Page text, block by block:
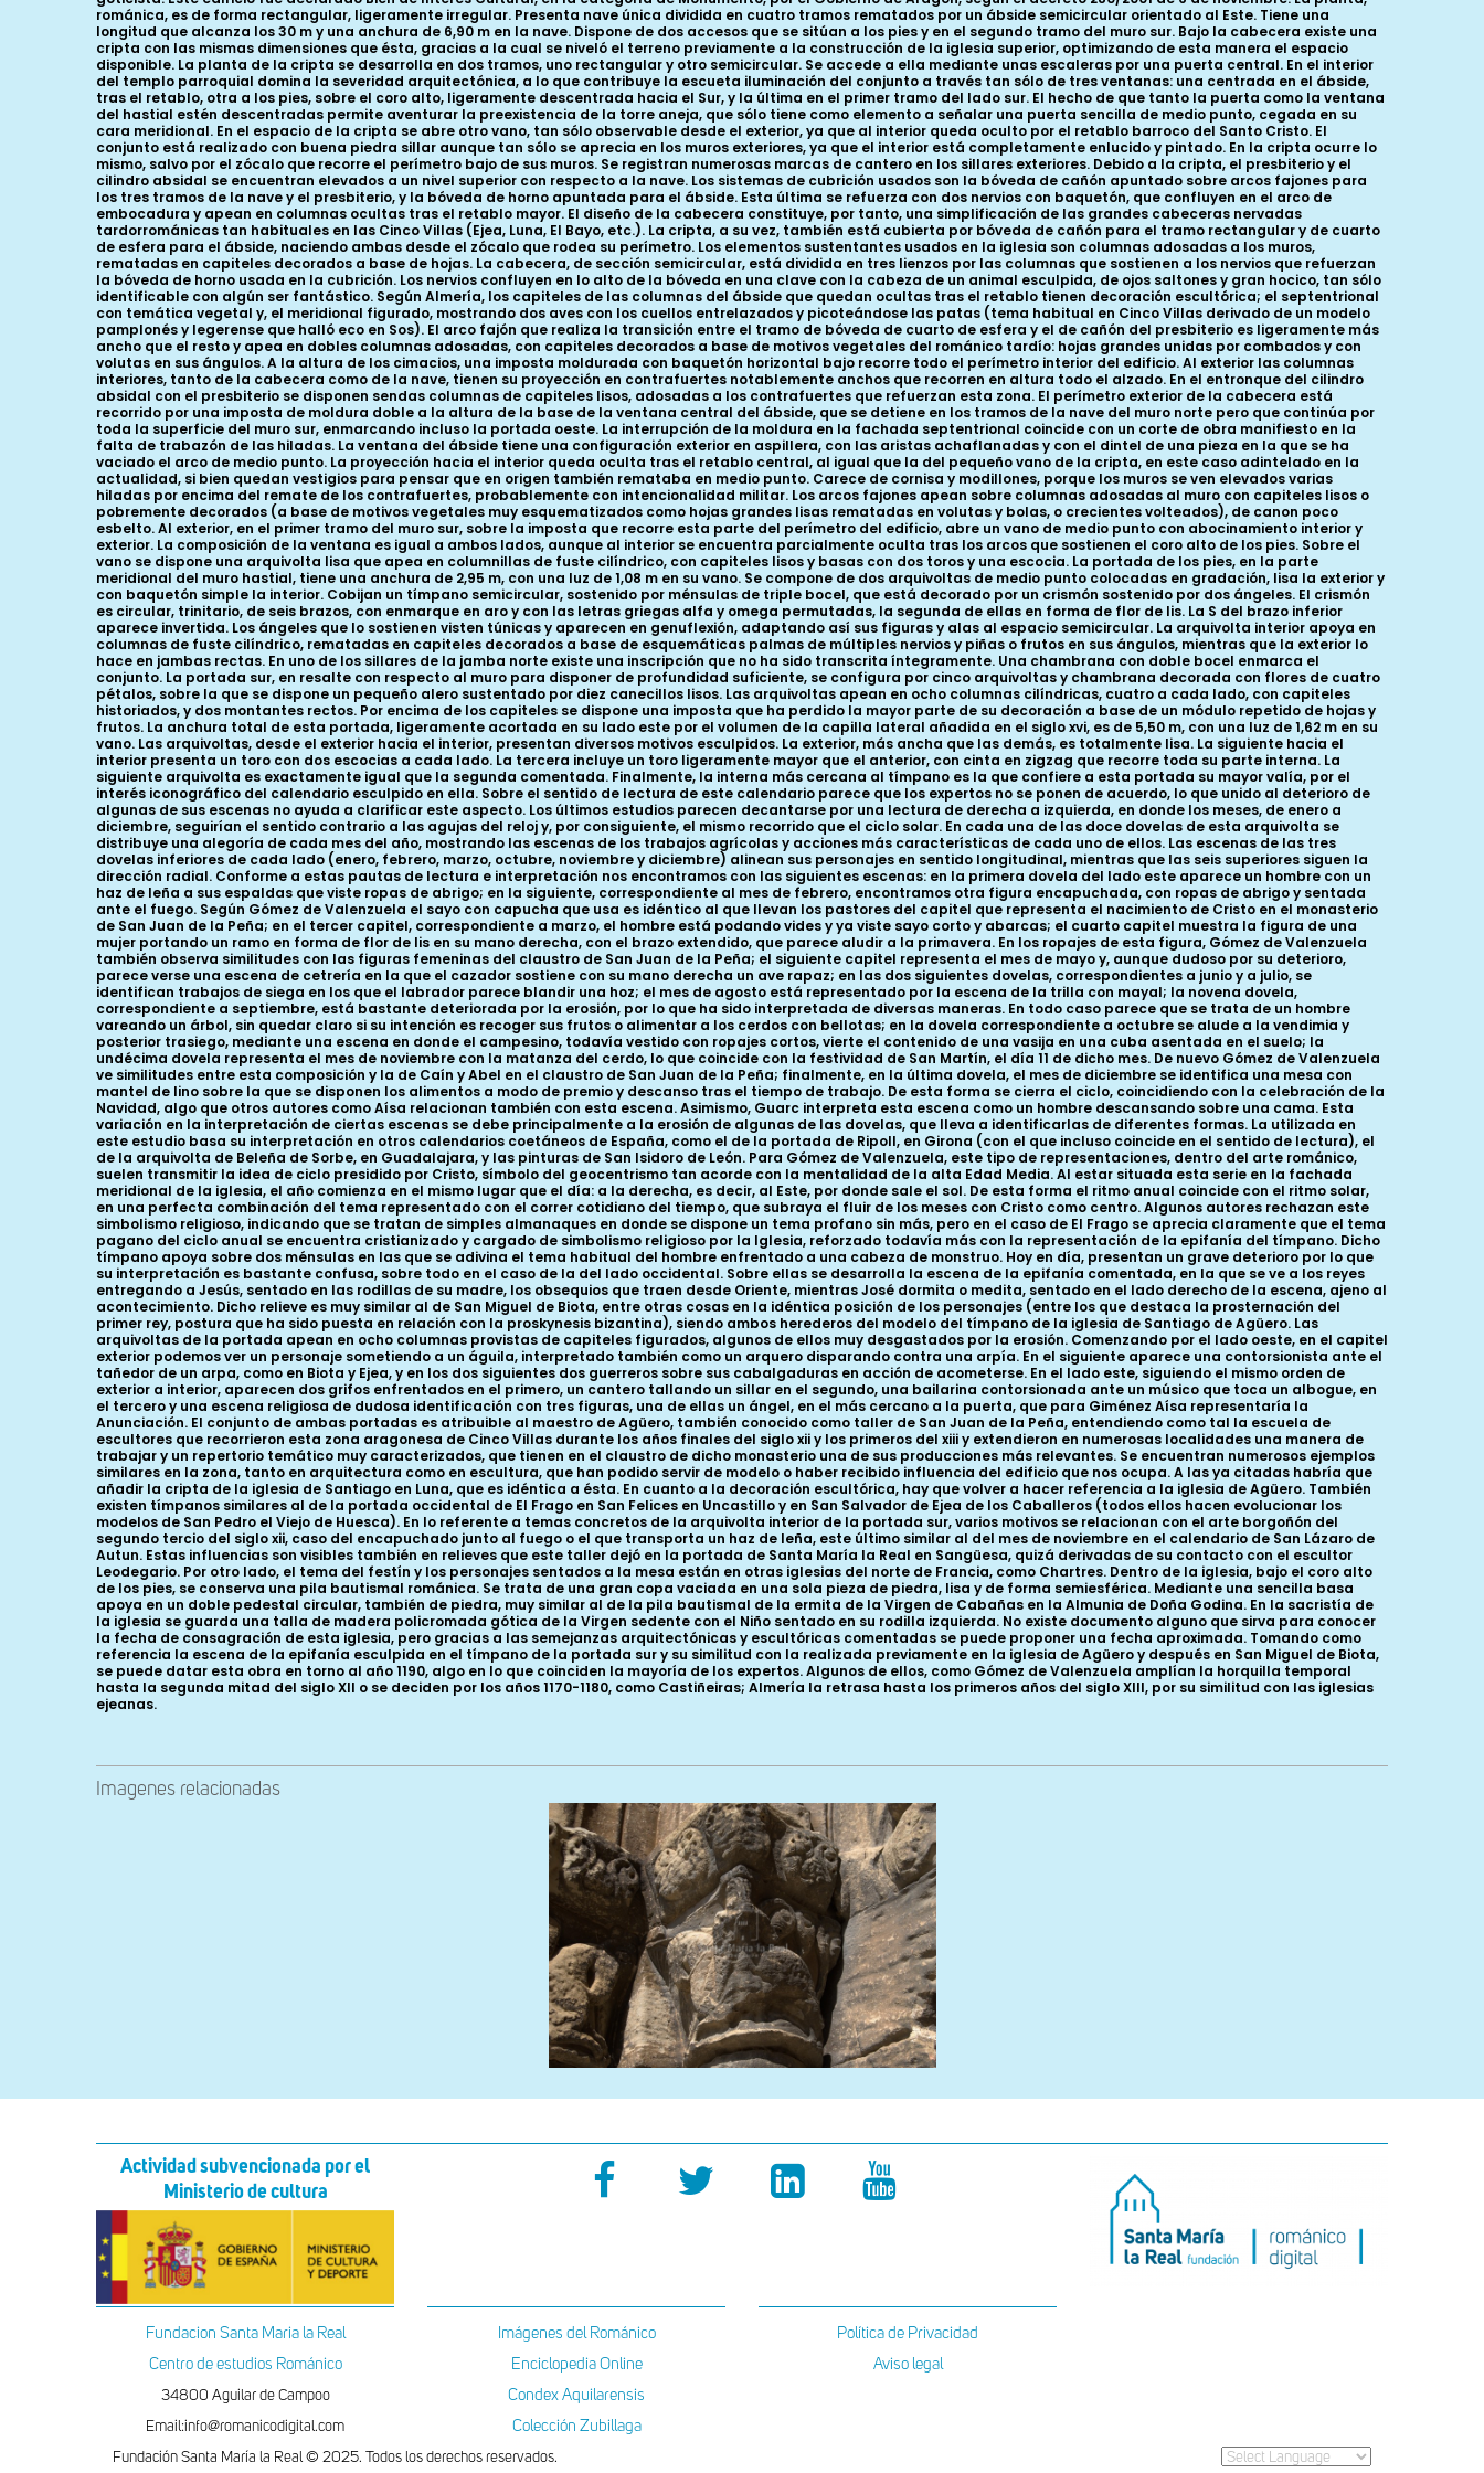
Imagenes relacionadas
Actividad subvencionada por el
Ministerio de cultura
Fundacion Santa Maria la Real
Centro de estudios Románico
34800 Aguilar de Campoo
Email:info@romanicodigital.com
Imágenes del Románico
Enciclopedia Online
Condex Aquilarensis
Colección Zubillaga
Política de Privacidad
Aviso legal
Fundación Santa María la Real © 2025. Todos los derechos reservados.